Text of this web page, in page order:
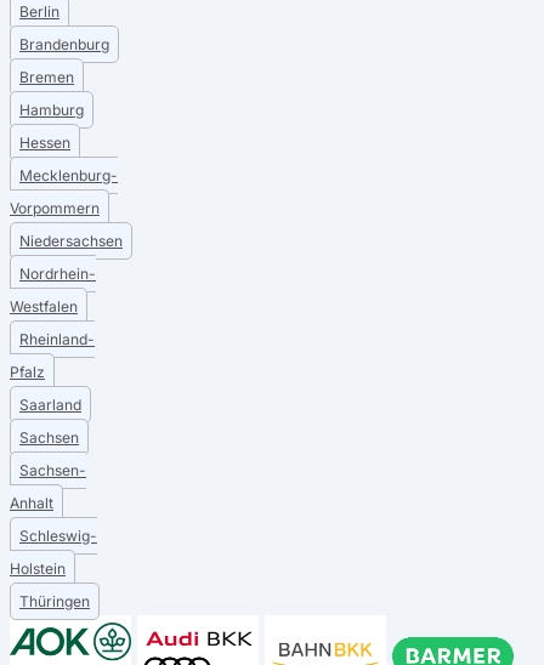
Berlin
Brandenburg
Bremen
Hamburg
Hessen
Mecklenburg-
Vorpommern
Niedersachsen
Nordrhein-
Westfalen
Rheinland-
Pfalz
Saarland
Sachsen
Sachsen-
Anhalt
Schleswig-
Holstein
Thüringen